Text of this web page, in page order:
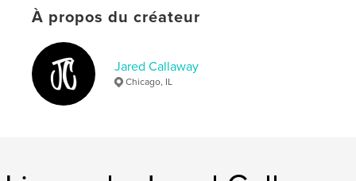
street ,
chicago
À propos du créateur
Jared Callaway
Chicago, IL